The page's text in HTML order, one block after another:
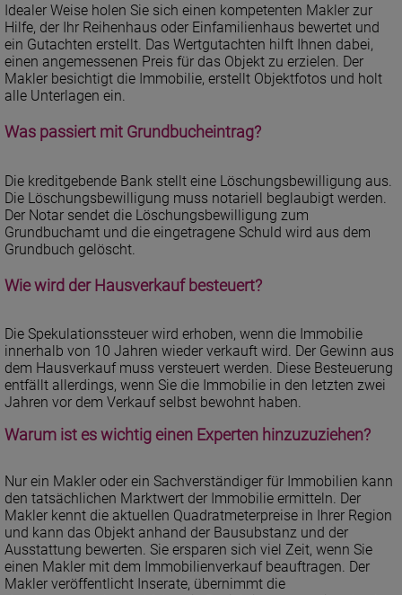
Idealer Weise holen Sie sich einen kompetenten Makler zur
Hilfe, der Ihr Reihenhaus oder Einfamilienhaus bewertet und
ein Gutachten erstellt. Das Wertgutachten hilft Ihnen dabei,
einen angemessenen Preis für das Objekt zu erzielen. Der
Makler besichtigt die Immobilie, erstellt Objektfotos und holt
alle Unterlagen ein.
Was passiert mit Grundbucheintrag?
Die kreditgebende Bank stellt eine Löschungsbewilligung aus.
Die Löschungsbewilligung muss notariell beglaubigt werden.
Der Notar sendet die Löschungsbewilligung zum
Grundbuchamt und die eingetragene Schuld wird aus dem
Grundbuch gelöscht.
Wie wird der Hausverkauf besteuert?
Die Spekulationssteuer wird erhoben, wenn die Immobilie
innerhalb von 10 Jahren wieder verkauft wird. Der Gewinn aus
dem Hausverkauf muss versteuert werden. Diese Besteuerung
entfällt allerdings, wenn Sie die Immobilie in den letzten zwei
Jahren vor dem Verkauf selbst bewohnt haben.
Warum ist es wichtig einen Experten hinzuzuziehen?
Nur ein Makler oder ein Sachverständiger für Immobilien kann
den tatsächlichen Marktwert der Immobilie ermitteln. Der
Makler kennt die aktuellen Quadratmeterpreise in Ihrer Region
und kann das Objekt anhand der Bausubstanz und der
Ausstattung bewerten. Sie ersparen sich viel Zeit, wenn Sie
einen Makler mit dem Immobilienverkauf beauftragen. Der
Makler veröffentlicht Inserate, übernimmt die